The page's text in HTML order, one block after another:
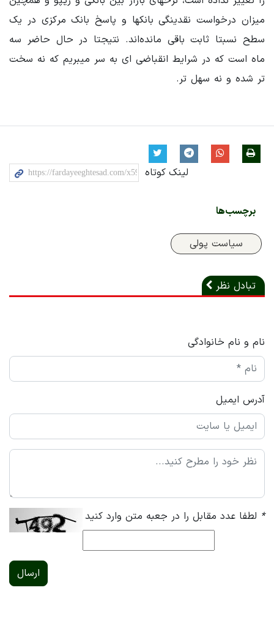
میزان درخواست نقدینگی بانکها و پاسخ بانک مرکزی در یک
سطح نسبتا ثابت باقی مانده‌اند. نتیجتا در حال حاضر سه
ماه است که در شرایط انقباضی ای به سر میبریم که نه سخت
تر شده و نه سهل تر.
لینک کوتاه
برچسب‌ها
سیاست پولی
تبادل نظر
نام و نام خانوادگی
آدرس ایمیل
* لطفا عدد مقابل را در جعبه متن وارد کنید
ارسال